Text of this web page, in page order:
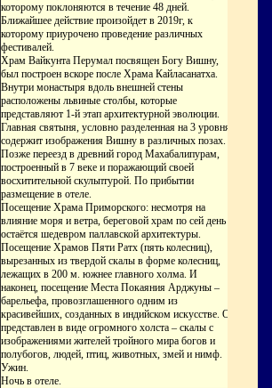
которому поклоняются в течение 48 дней.
Ближайшее действие произойдет в 2019г, к
которому приурочено проведение различных
фестивалей.
Храм Вайкунта Перумал посвящен Богу Вишну,
был построен вскоре после Храма Кайласанатха.
Внутри монастыря вдоль внешней стены
расположены львиные столбы, которые
представляют 1-й этап архитектурной эволюции.
Главная святыня, условно разделенная на 3 уровня,
содержит изображения Вишну в различных позах.
Позже переезд в древний город Махабалипурам,
построенный в 7 веке и поражающий своей
восхитительной скульптурой. По прибытии
размещение в отеле.
Посещение Храма Приморского: несмотря на
влияние моря и ветра, береговой храм по сей день
остаётся шедевром паллавской архитектуры.
Посещение Храмов Пяти Ратх (пять колесниц),
вырезанных из твердой скалы в форме колесниц,
лежащих в 200 м. южнее главного холма. И
наконец, посещение Места Покаяния Арджуны –
барельефа, провозглашенного одним из
красивейших, созданных в индийском искусстве. Он
представлен в виде огромного холста – скалы с
изображениями жителей тройного мира богов и
полубогов, людей, птиц, животных, змей и нимф.
Ужин.
Ночь в отеле.